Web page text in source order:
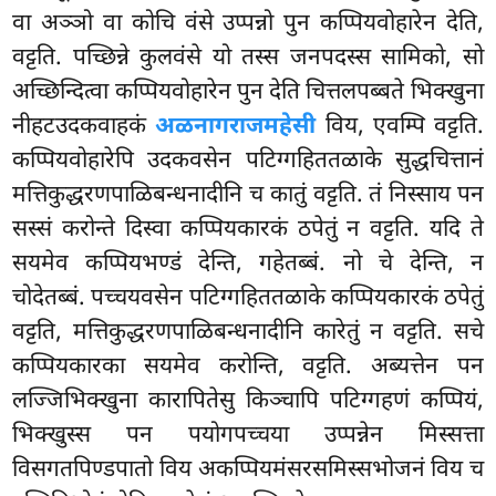
वा अञ्ञो वा कोचि वंसे उप्पन्नो पुन कप्पियवोहारेन देति,
वट्टति. पच्छिन्ने कुलवंसे यो तस्स जनपदस्स सामिको, सो
अच्छिन्दित्वा कप्पियवोहारेन पुन देति चित्तलपब्बते भिक्खुना
नीहटउदकवाहकंअळनागराजमहेसीविय, एवम्पि वट्टति.
कप्पियवोहारेपि उदकवसेन पटिग्गहिततळाके सुद्धचित्तानं
मत्तिकुद्धरणपाळिबन्धनादीनि च कातुं वट्टति. तं निस्साय पन
सस्सं करोन्ते दिस्वा कप्पियकारकं ठपेतुं न वट्टति. यदि ते
सयमेव कप्पियभण्डं देन्ति, गहेतब्बं. नो चे देन्ति, न
चोदेतब्बं. पच्चयवसेन पटिग्गहिततळाके कप्पियकारकं ठपेतुं
वट्टति, मत्तिकुद्धरणपाळिबन्धनादीनि कारेतुं न वट्टति. सचे
कप्पियकारका सयमेव करोन्ति, वट्टति. अब्यत्तेन पन
लज्जिभिक्खुना कारापितेसु किञ्चापि पटिग्गहणं कप्पियं,
भिक्खुस्स पन पयोगपच्चया उप्पन्नेन मिस्सत्ता
विसगतपिण्डपातो विय अकप्पियमंसरसमिस्सभोजनं विय च